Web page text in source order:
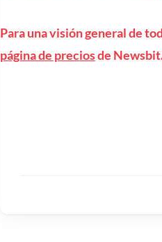
Para una visión general de
página de preciosde